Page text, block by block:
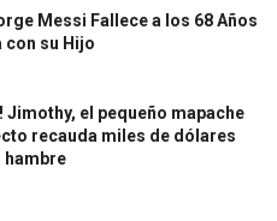
Messi Fallece a los 68 Años
con su Hijo
Jimothy, el pequeño mapache
recauda miles de dólares
hambre